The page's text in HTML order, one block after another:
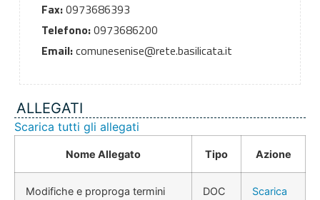
Fax:0973686393
Telefono:0973686200
Email:comunesenise@rete.basilicata.it
ALLEGATI
Scarica tutti gli allegati
Nome Allegato Tipo Azione
Modifiche e proproga termini DOC Scarica